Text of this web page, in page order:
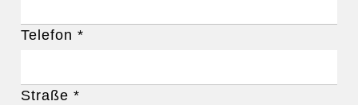
Telefon *
Straße *